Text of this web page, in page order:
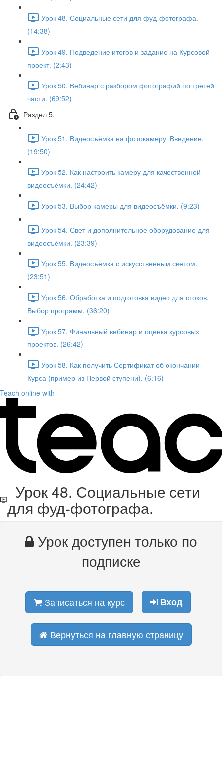
Урок 48. Социальные сети для фуд-фотографа.
(14:38)
Урок 49. Подведение итогов и задание на Курсовой
проект. (2:43)
Урок 50. Вебинар с разбором фотографий по третей
части. (69:52)
Раздел 5.
Урок 51. Видеосъёмка на фотокамеру. Введение.
(19:50)
Урок 52. Как настроить камеру для качественной
видеосъёмки. (24:42)
Урок 53. Выбор камеры для видеосъёмки. (9:23)
Урок 54. Свет и дополнительное оборудование для
видеосъёмки. (23:39)
Урок 55. Видеосъёмка с искусственным светом.
(23:51)
Урок 56. Обработка и подготовка видео для стоков.
Выбор программ. (36:20)
Урок 57. Финальный вебинар и оценка курсовых
проектов. (26:42)
Урок 58. Как получить Сертификат об окончании
Курса (пример из Первой ступени). (6:16)
Teach online with
Урок 48. Социальные сети
для фуд-фотографа.
Урок доступен только по
подписке
Записаться на курс Вход
Вернуться на главную страницу